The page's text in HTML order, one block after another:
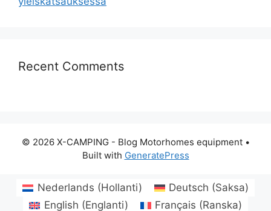
Recent Comments
© 2026 X-CAMPING - Blog Motorhomes equipment•
Built with GeneratePress
Nederlands (Hollanti) Deutsch (Saksa)
English (Englanti) Français (Ranska)